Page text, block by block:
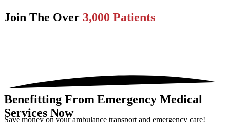
Join The Over 3,000 Patients
Benefitting From Emergency Medical
Services Now
Save money on your ambulance transport and emergency care!